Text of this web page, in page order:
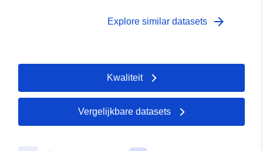
Explore similar datasets arrow_forward
Kwaliteit
Vergelijkbare datasets